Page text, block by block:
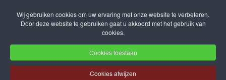
Wij gebruiken cookies om uw ervaring met onze website te verbeteren.
Door deze website te gebruiken gaat u akkoord met het gebruik van
cookies.
Cookies toestaan
Cookies afwijzen
Terug naar hoofdinhoud